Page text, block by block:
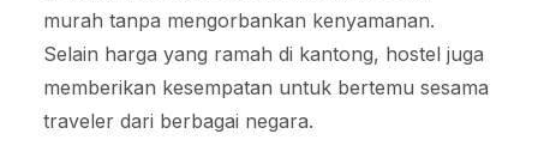
murah tanpa mengorbankan kenyamanan.
Selain harga yang ramah di kantong, hostel juga
memberikan kesempatan untuk bertemu sesama
traveler dari berbagai negara.